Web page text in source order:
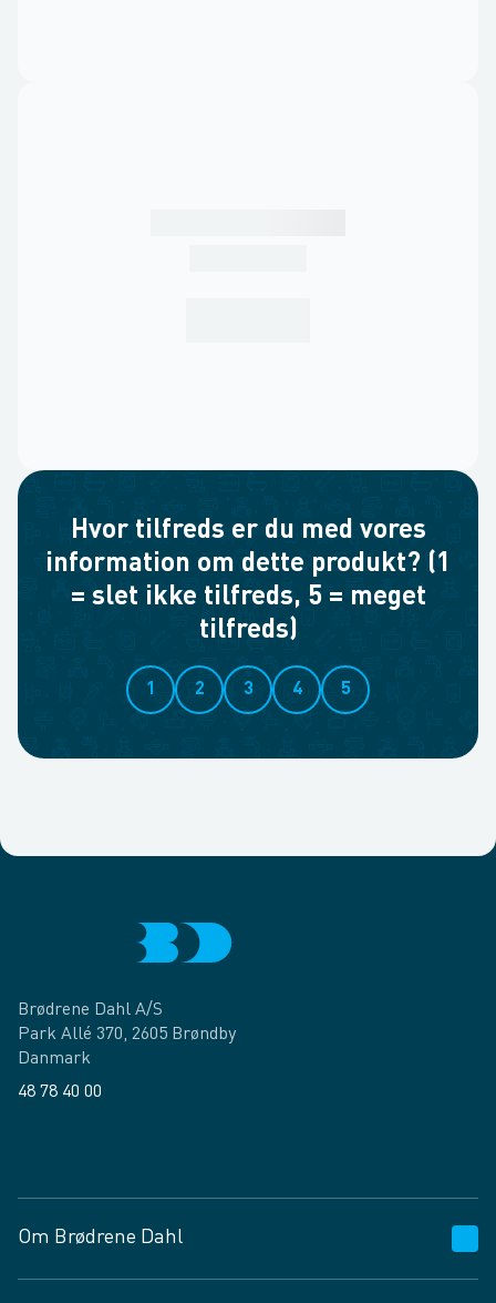
Hvor tilfreds er du med vores
information om dette produkt? (1
= slet ikke tilfreds, 5 = meget
tilfreds)
1 2 3 4 5
Brødrene Dahl A/S
Park Allé 370, 2605 Brøndby
Danmark
48 78 40 00
Om Brødrene Dahl